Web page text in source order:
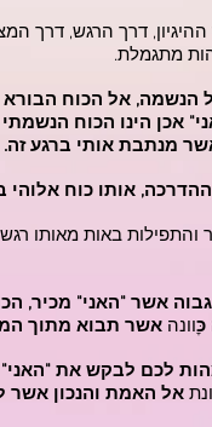
דרך הרגש, דרך
מתגמלת.
הנשמה, אל הכוח
אכן הינו הכוח
מנתבת אותי ברגע זה.
אותו כוח
והתפילות באות מאותו
אשר "האני" מכיר,
כׇּוונה אשר תבוא מתוך
לכם לבקש את
אל האמת והנכון אשר